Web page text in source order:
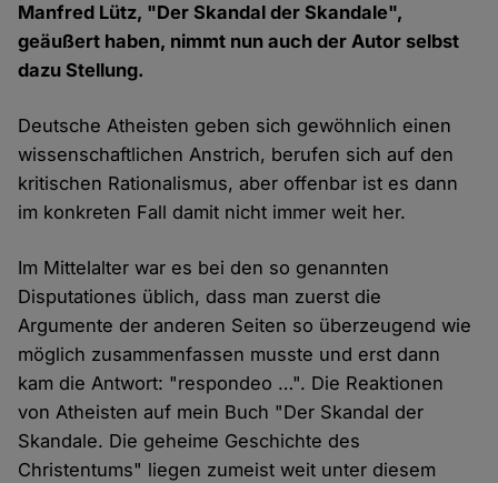
Manfred Lütz, "Der Skandal der Skandale",
geäußert haben, nimmt nun auch der Autor selbst
dazu Stellung.
Deutsche Atheisten geben sich gewöhnlich einen
wissenschaftlichen Anstrich, berufen sich auf den
kritischen Rationalismus, aber offenbar ist es dann
im konkreten Fall damit nicht immer weit her.
Im Mittelalter war es bei den so genannten
Disputationes üblich, dass man zuerst die
Argumente der anderen Seiten so überzeugend wie
möglich zusammenfassen musste und erst dann
kam die Antwort: "respondeo …". Die Reaktionen
von Atheisten auf mein Buch "Der Skandal der
Skandale. Die geheime Geschichte des
Christentums" liegen zumeist weit unter diesem